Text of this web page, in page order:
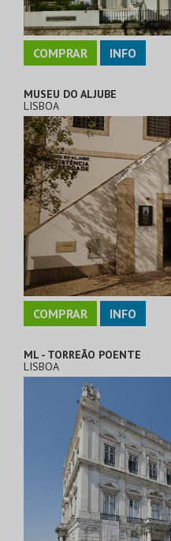
COMPRAR INFO
MUSEU DO ALJUBE
LISBOA
COMPRAR INFO
ML - TORREÃO POENTE
LISBOA